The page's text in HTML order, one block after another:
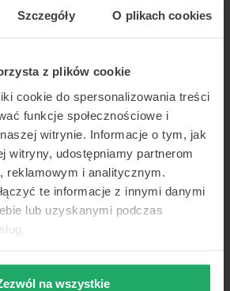
Szczegóły O plikach cookies
z plików cookie
cookie do spersonalizowania treści
funkcje społecznościowe i
witrynie. Informacje o tym, jak
witryny, udostępniamy partnerom
reklamowym i analitycznym.
te informacje z innymi danymi
lub uzyskanymi podczas
na wszystkie
o każdej
czat z
dziękuję bardzo za pomoc.
Pani
tu, aby pomóc